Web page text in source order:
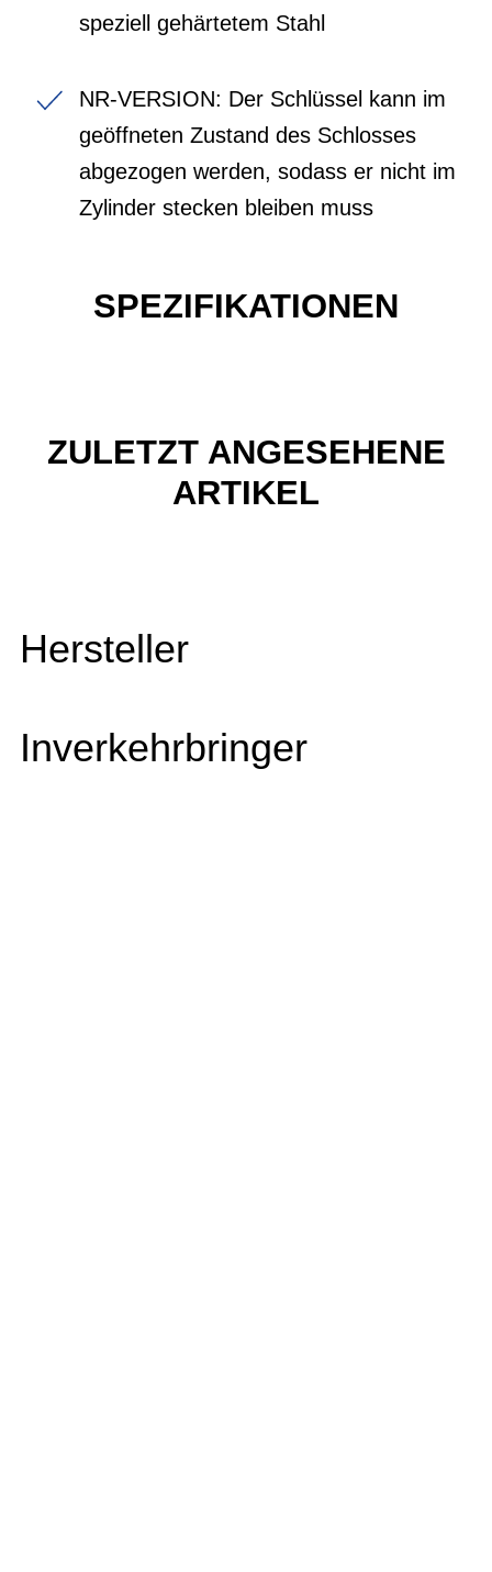
speziell gehärtetem Stahl
NR-VERSION: Der Schlüssel kann im
geöffneten Zustand des Schlosses
abgezogen werden, sodass er nicht im
Zylinder stecken bleiben muss
SPEZIFIKATIONEN
ZULETZT ANGESEHENE
ARTIKEL
Hersteller
Inverkehrbringer